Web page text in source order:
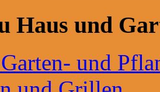
Haus und
und